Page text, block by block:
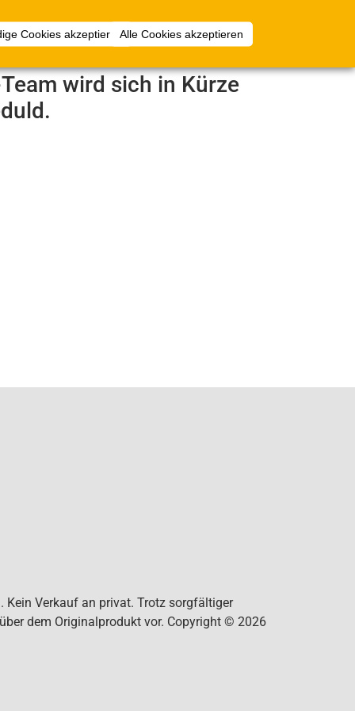
Cookies akzeptierenAlle Cookies akzeptieren
Anmelden
wird sich in Kürze
Kein Verkauf an privat. Trotz sorgfältiger
dem Originalprodukt vor. Copyright © 2026